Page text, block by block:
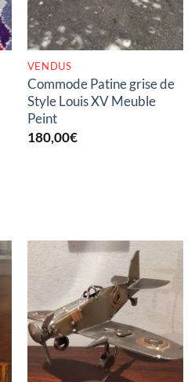
VENDUS
Commode Patine grise de
Style Louis XV Meuble
Peint
180,00€
RUPTURE DE STOCK